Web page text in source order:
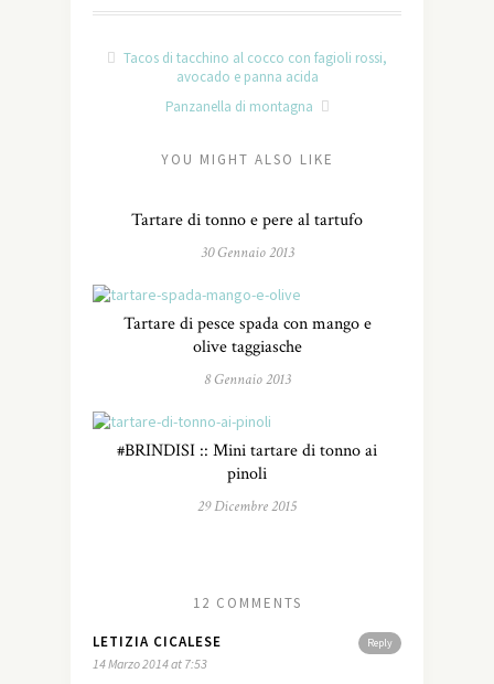
Tacos di tacchino al cocco con fagioli rossi,
avocado e panna acida
Panzanella di montagna
YOU MIGHT ALSO LIKE
Tartare di tonno e pere al tartufo
30 Gennaio 2013
Tartare di pesce spada con mango e
olive taggiasche
8 Gennaio 2013
#BRINDISI :: Mini tartare di tonno ai
pinoli
29 Dicembre 2015
12 COMMENTS
Reply
LETIZIA CICALESE
14 Marzo 2014 at 7:53